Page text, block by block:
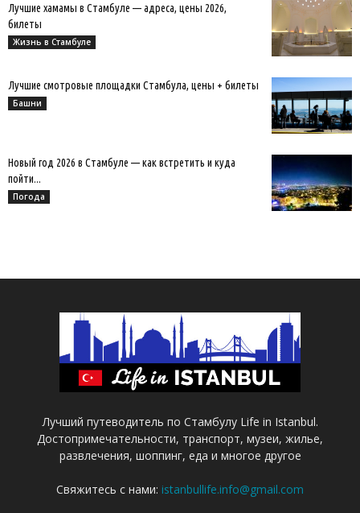
Лучшие хамамы в Стамбуле — адреса, цены 2026,
билеты
Жизнь в Стамбуле
Лучшие смотровые площадки Стамбула, цены + билеты
Башни
Новый год 2026 в Стамбуле — как встретить и куда
пойти...
Погода
Лучший путеводитель по Стамбулу Life in Istanbul.
Достопримечательности, транспорт, музеи, жилье,
развлечения, шоппинг, еда и многое другое
Свяжитесь с нами: istanbullife.info@gmail.com